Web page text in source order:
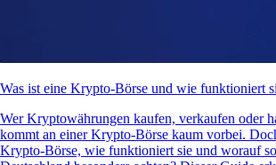
Was ist eine Krypto-Börse und wie funktioniert
Wer Kryptowährungen kaufen, verkaufen oder
kommt an einer Krypto-Börse kaum vorbei.
Krypto-Börse, wie funktioniert sie und worauf